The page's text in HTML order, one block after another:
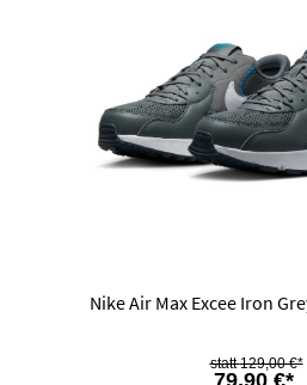
Nike Air Max Excee Iron
129,00 €*